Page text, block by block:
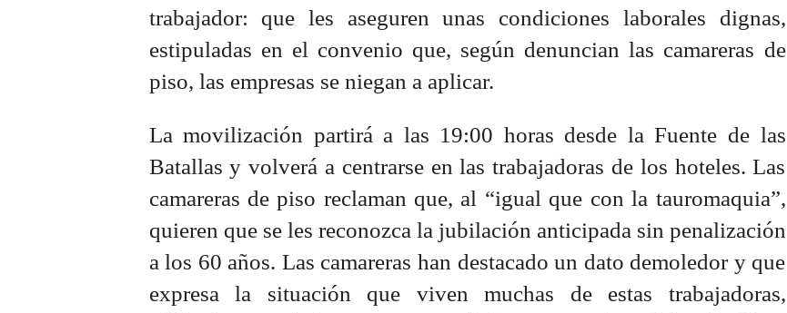
trabajador: que les aseguren unas condiciones laborales dignas,
estipuladas en el convenio que, según denuncian las camareras de
piso, las empresas se niegan a aplicar.
La movilización partirá a las 19:00 horas desde la Fuente de las
Batallas y volverá a centrarse en las trabajadoras de los hoteles. Las
camareras de piso reclaman que, al “igual que con la tauromaquia”,
quieren que se les reconozca la jubilación anticipada sin penalización
a los 60 años. Las camareras han destacado un dato demoledor y que
expresa la situación que viven muchas de estas trabajadoras,